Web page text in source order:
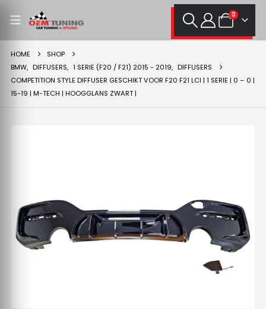
0
HOME
SHOP
BMW, DIFFUSERS, 1 SERIE (F20 / F21) 2015 - 2019, DIFFUSERS
COMPETITION STYLE DIFFUSER GESCHIKT VOOR F20 F21 LCI | 1 SERIE | 0 – 0 |
15-19 | M-TECH | HOOGGLANS ZWART |